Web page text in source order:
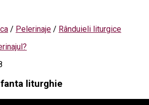
/ Pelerinaje / Rânduieli liturgice
liturghie